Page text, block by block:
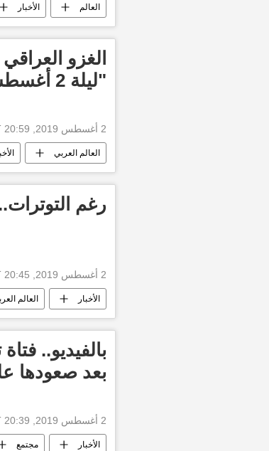
العالم الأخبار
الغزو
"ليلة 2 أغسطس السوداء"
2 أغسطس 2019, 20:59 GMT
العالم العربي
منظمة الأمم المتحدة
رغم
2 أغسطس 2019, 20:45 GMT
الأخبار العالم
أخبار العالم الآن
بالفيديو..
بعد صعودها
2 أغسطس 2019, 20:39 GMT
الأخبار مجتمع